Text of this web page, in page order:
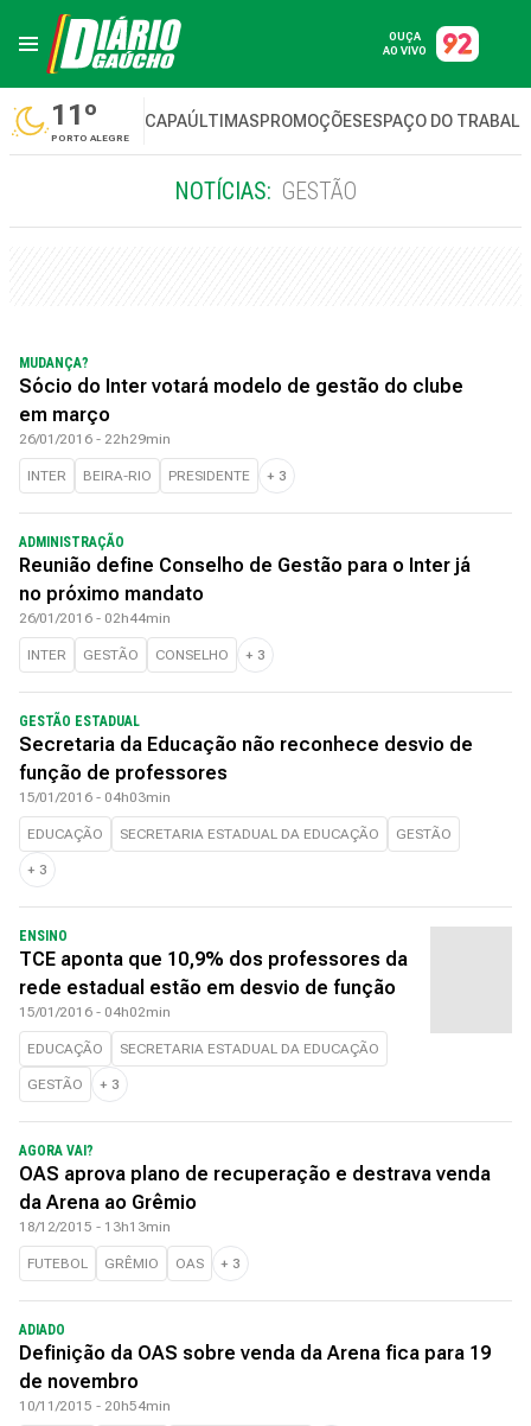
OUÇA
AO VIVO
11º
PORTO ALEGRE
CAPAÚLTIMASPROMOÇÕESESPAÇO DO
NOTÍCIAS: GESTÃO
MUDANÇA?
Sócio do Inter votará modelo de gestão do clube
em março
26/01/2016 - 22h29min
INTER BEIRA-RIO PRESIDENTE + 3
ADMINISTRAÇÃO
Reunião define Conselho de Gestão para o Inter já
no próximo mandato
26/01/2016 - 02h44min
INTER GESTÃO CONSELHO + 3
GESTÃO ESTADUAL
Secretaria da Educação não reconhece desvio de
função de professores
15/01/2016 - 04h03min
EDUCAÇÃO SECRETARIA ESTADUAL DA EDUCAÇÃO GESTÃO
+ 3
ENSINO
TCE aponta que 10,9% dos professores da
rede estadual estão em desvio de função
15/01/2016 - 04h02min
EDUCAÇÃO SECRETARIA ESTADUAL DA EDUCAÇÃO
GESTÃO + 3
AGORA VAI?
OAS aprova plano de recuperação e destrava venda
da Arena ao Grêmio
18/12/2015 - 13h13min
FUTEBOL GRÊMIO OAS + 3
ADIADO
Definição da OAS sobre venda da Arena fica para 19
de novembro
10/11/2015 - 20h54min